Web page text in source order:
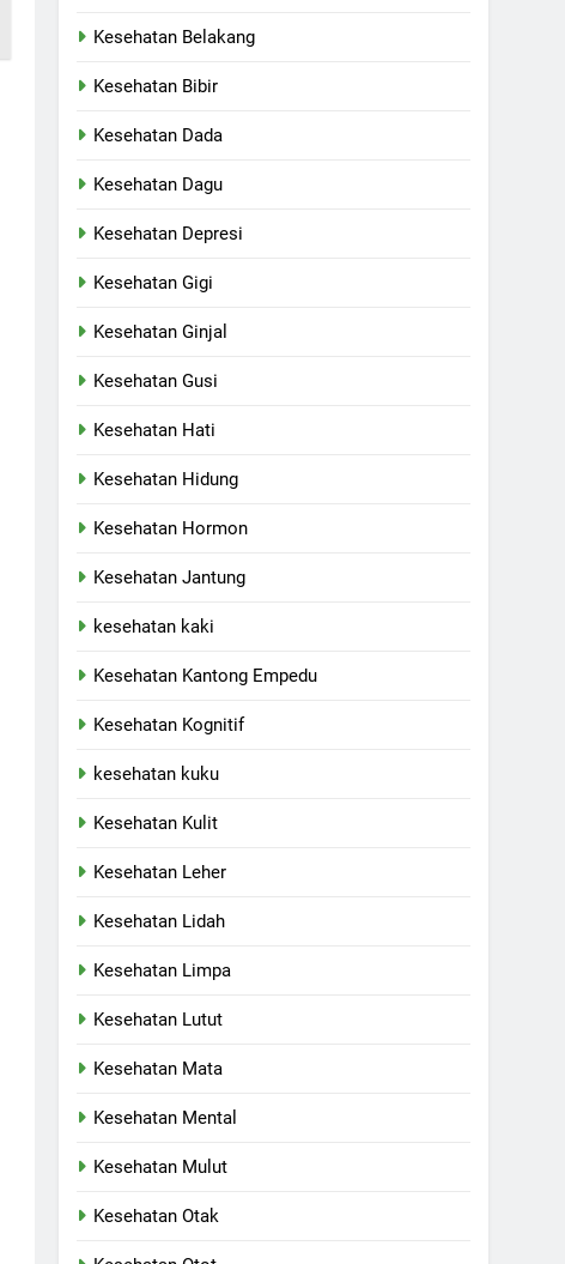
Kesehatan Belakang
Kesehatan Bibir
Kesehatan Dada
Kesehatan Dagu
Kesehatan Depresi
Kesehatan Gigi
Kesehatan Ginjal
Kesehatan Gusi
Kesehatan Hati
Kesehatan Hidung
Kesehatan Hormon
Kesehatan Jantung
kesehatan kaki
Kesehatan Kantong Empedu
Kesehatan Kognitif
kesehatan kuku
Kesehatan Kulit
Kesehatan Leher
Kesehatan Lidah
Kesehatan Limpa
Kesehatan Lutut
Kesehatan Mata
Kesehatan Mental
Kesehatan Mulut
Kesehatan Otak